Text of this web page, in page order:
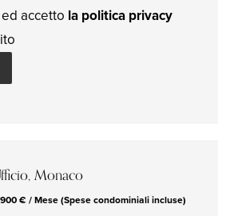
accetto la politica privacy
Monaco
€ / Mese (Spese condominiali incluse)